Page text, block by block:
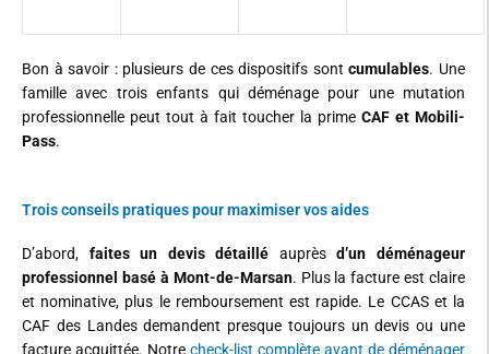
Bon à savoir : plusieurs de ces dispositifs sontcumulables. Une
famille avec trois enfants qui déménage pour une mutation
professionnelle peut tout à fait toucher la prime CAF et Mobili-
Pass.
Trois conseils pratiques pour maximiser vos aides
D’abord, faites un devis détaillé auprèsd’un déménageur
professionnel basé à Mont-de-Marsan. Plus la facture est claire
et nominative, plus le remboursement est rapide. Le CCAS et la
CAF des Landes demandent presque toujours un devis ou une
facture acquittée. Notre check-list complète avant de déménager